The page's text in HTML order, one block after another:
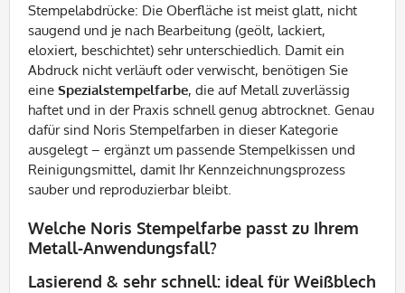
Stempelabdrücke: Die Oberfläche ist meist glatt, nicht
saugend und je nach Bearbeitung (geölt, lackiert,
eloxiert, beschichtet) sehr unterschiedlich. Damit ein
Abdruck nicht verläuft oder verwischt, benötigen Sie
eine Spezialstempelfarbe, die auf Metall zuverlässig
haftet und in der Praxis schnell genug abtrocknet. Genau
dafür sind Noris Stempelfarben in dieser Kategorie
ausgelegt – ergänzt um passende Stempelkissen und
Reinigungsmittel, damit Ihr Kennzeichnungsprozess
sauber und reproduzierbar bleibt.
Welche Noris Stempelfarbe passt zu Ihrem
Metall-Anwendungsfall?
Lasierend & sehr schnell: ideal für Weißblech